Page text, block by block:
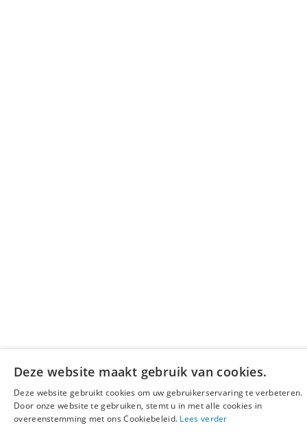
Deze website maakt gebruik van cookies.
Deze website gebruikt cookies om uw gebruikerservaring te verbeteren.
Door onze website te gebruiken, stemt u in met alle cookies in
overeenstemming met ons Cookiebeleid. Lees verder